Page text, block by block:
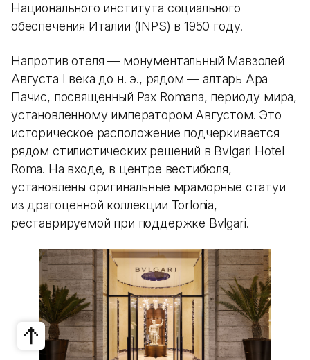
Национального института социального
обеспечения Италии (INPS) в 1950 году.
Напротив отеля — монументальный Мавзолей
Августа I века до н. э., рядом — алтарь Ара
Пачис, посвященный Pax Romana, периоду мира,
установленному императором Августом. Это
историческое расположение подчеркивается
рядом стилистических решений в Bvlgari Hotel
Roma. На входе, в центре вестибюля,
установлены оригинальные мраморные статуи
из драгоценной коллекции Torlonia,
реставрируемой при поддержке Bvlgari.